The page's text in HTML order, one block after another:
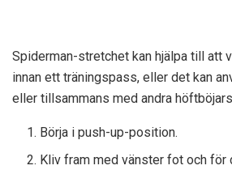
Spiderman-stretchet kan hjälpa till att
innan ett träningspass, eller det kan
eller tillsammans med andra
Börja i push-up-position.
Kliv fram med vänster fot och för